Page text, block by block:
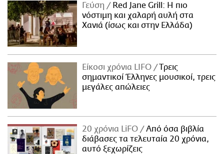
Γεύση
Red Jane Grill: Η πιο
νόστιμη και χαλαρή αυλή στα
Χανιά (ίσως και στην Ελλάδα)
Είκοσι χρόνια LIFO
Tρεις
σημαντικοί Έλληνες μουσικοί, τρεις
μεγάλες απώλειες
20 χρόνια LiFO
Από όσα βιβλία
διάβασες τα τελευταία 20 χρόνια,
αυτό ξεχωρίζεις